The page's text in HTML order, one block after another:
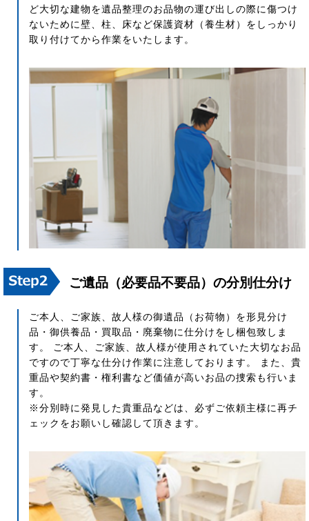
ど大切な建物を遺品整理のお品物の運び出しの際に傷つけ
ないために壁、柱、床など保護資材（養生材）をしっかり
取り付けてから作業をいたします。
ご遺品（必要品不要品）の分別仕分け
ご本人、ご家族、故人様の御遺品（お荷物）を形見分け
品・御供養品・買取品・廃棄物に仕分けをし梱包致しま
す。 ご本人、ご家族、故人様が使用されていた大切なお品
ですので丁寧な仕分け作業に注意しております。 また、貴
重品や契約書・権利書など価値が高いお品の捜索も行いま
す。
※分別時に発見した貴重品などは、必ずご依頼主様に再チ
ェックをお願いし確認して頂きます。